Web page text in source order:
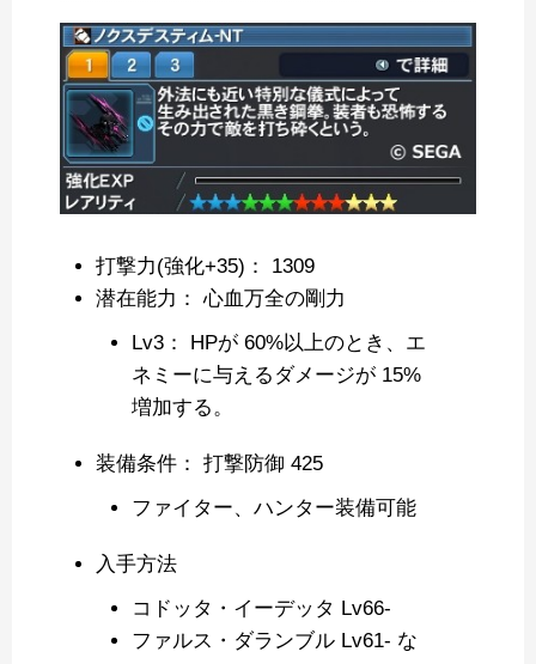
打撃力(強化+35)： 1309
潜在能力： 心血万全の剛力
Lv3： HPが 60%以上のとき、エ
ネミーに与えるダメージが 15%
増加する。
装備条件： 打撃防御 425
ファイター、ハンター装備可能
入手方法
コドッタ・イーデッタ Lv66-
ファルス・ダランブル Lv61- な